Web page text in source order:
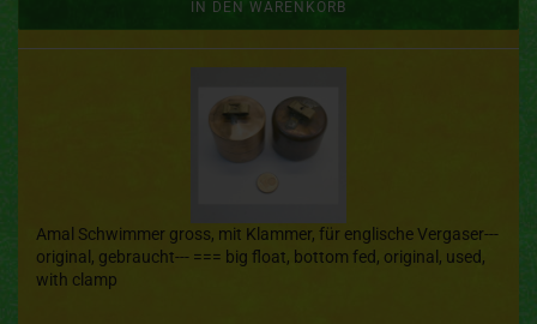
IN DEN WARENKORB
Amal Schwimmer gross, mit Klammer, für englische Vergaser---
original, gebraucht--- === big float, bottom fed, original, used,
with clamp